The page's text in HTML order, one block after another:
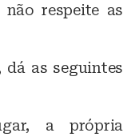
respeite as
dá as seguintes
a própria